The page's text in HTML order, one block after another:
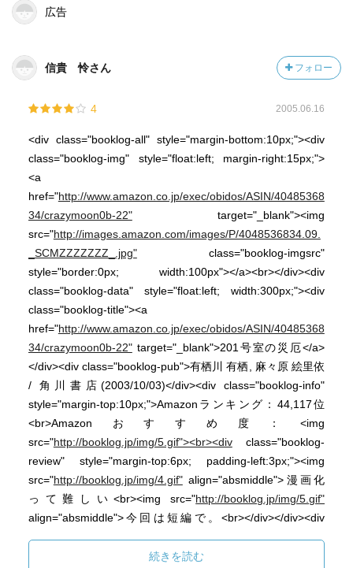
ブラジル蝶の謎は小説でかなり最初の頃に読みましたが雰
囲気や台詞が好きでした。漫画の作画は、登場人物(脇役も
広告
信貴 怜さん フォロー
4 2005.06.16
<div class="booklog-all" style="margin-bottom:10px;"><div
class="booklog-img" style="float:left; margin-right:15px;">
<a
href="http://www.amazon.co.jp/exec/obidos/ASIN/40485368
34/crazymoon0b-22"target="_blank"><img
src="http://images.amazon.com/images/P/4048536834.09.
_SCMZZZZZZZ_.jpg"class="booklog-imgsrc"
style="border:0px; width:100px"></a><br></div><div
class="booklog-data" style="float:left; width:300px;"><div
class="booklog-title"><a
href="http://www.amazon.co.jp/exec/obidos/ASIN/40485368
34/crazymoon0b-22"target="_blank">201号室の災厄</a>
</div><div class="booklog-pub">有栖川 有栖, 麻々原 絵里依
/ 角川書店(2003/10/03)</div><div class="booklog-info"
style="margin-top:10px;">Amazonランキング：44,117位
<br>Amazonおすすめ度：<img
src="http://booklog.jp/img/5.gif"><br><divclass="booklog-
review" style="margin-top:6px; padding-left:3px;"><img
src="http://booklog.jp/img/4.gif"align="absmiddle">漫画化
って難しい<br><img src="http://booklog.jp/img/5.gif"
align="absmiddle">今回は短編で。<br></div></div><div
http://www.amazon.co.jp/exec/obidos/ASIN/40485368
続きを読む